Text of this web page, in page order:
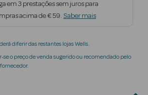
em 3 prestações sem juros para
acima de € 59. Saber mais
diferir das restantes lojas Wells.
se o preço de venda sugerido ou recomendado pelo